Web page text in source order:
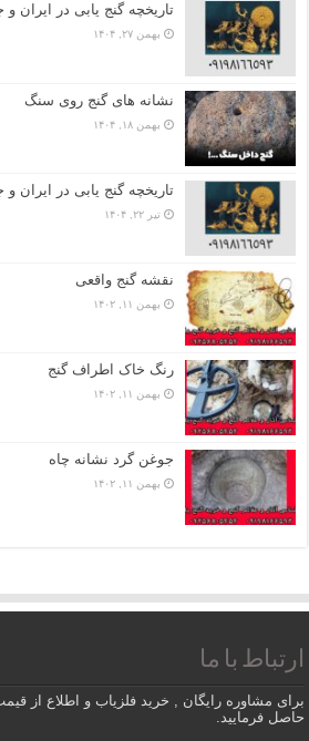
تاریخچه گنج‌ یابی در ایران و
بهمن ۲۷, ۱۴۰۴
نشانه های گنج روی سنگ
بهمن ۱۸, ۱۴۰۴
تاریخچه گنج‌ یابی در ایران و
تیر ۲۲, ۱۴۰۴
نقشه گنج واقعی
بهمن ۱۱, ۱۴۰۲
رنگ خاک اطراف گنج
بهمن ۱۱, ۱۴۰۲
جوغن گرد نشانه چاه
بهمن ۱۱, ۱۴۰۲
ارتباط با ما
برای مشاوره رایگان , خرید فلزیاب و اطلاع از
حاصل فرمایید.